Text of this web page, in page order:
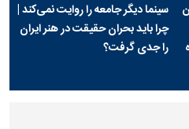
سینما دیگر جامعه را روایت نمی‌کند |
چرا باید بحران حقیقت در هنر ایران
را جدی گرفت؟